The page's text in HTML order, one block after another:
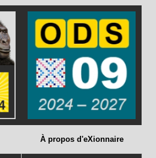
À propos d'eXionnaire